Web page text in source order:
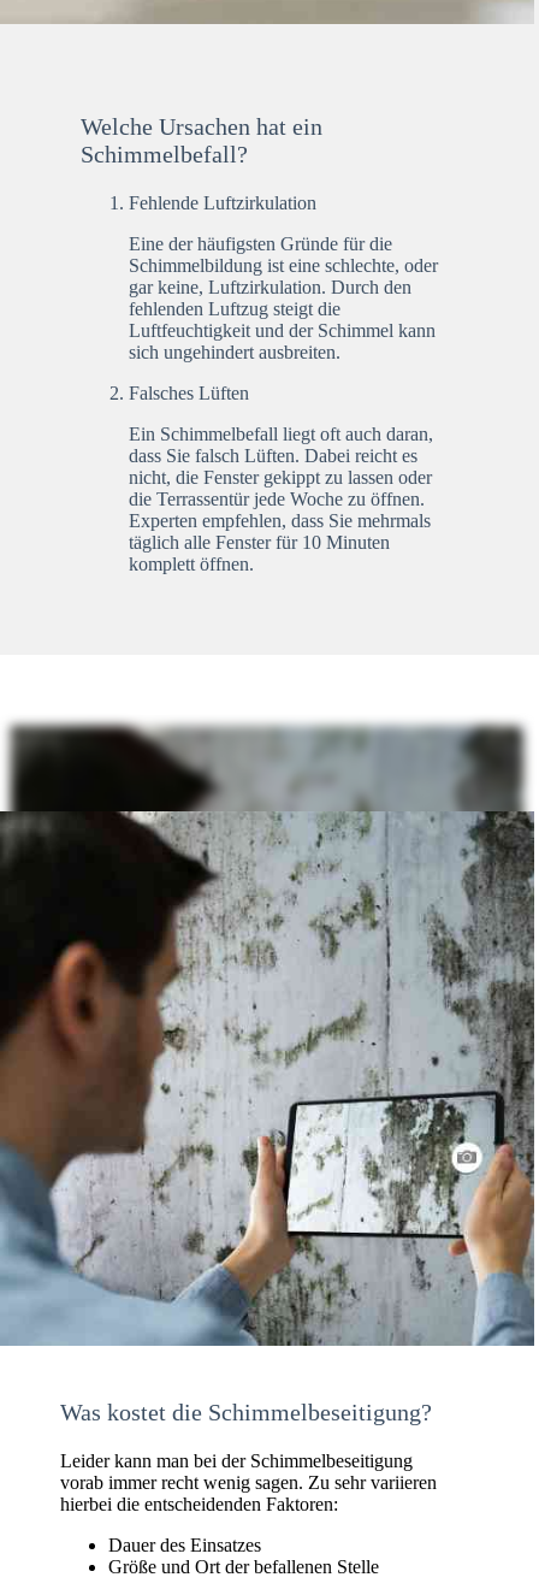
Welche Ursachen hat ein
Schimmelbefall?
Fehlende Luftzirkulation
Eine der häufigsten Gründe für die
Schimmelbildung ist eine schlechte, oder
gar keine, Luftzirkulation. Durch den
fehlenden Luftzug steigt die
Luftfeuchtigkeit und der Schimmel kann
sich ungehindert ausbreiten.
Falsches Lüften
Ein Schimmelbefall liegt oft auch daran,
dass Sie falsch Lüften. Dabei reicht es
nicht, die Fenster gekippt zu lassen oder
die Terrassentür jede Woche zu öffnen.
Experten empfehlen, dass Sie mehrmals
täglich alle Fenster für 10 Minuten
komplett öffnen.
Was kostet die Schimmelbeseitigung?
Leider kann man bei der Schimmelbeseitigung
vorab immer recht wenig sagen. Zu sehr variieren
hierbei die entscheidenden Faktoren:
Dauer des Einsatzes
Größe und Ort der befallenen Stelle